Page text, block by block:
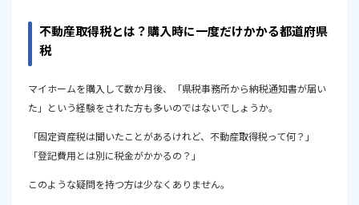
まとめ
不動産取得税とは？購入時に一度だけかかる都道府県
税
マイホームを購入して数か月後、「県税事務所から納税通知書が届い
た」という経験をされた方も多いのではないでしょうか。
「固定資産税は聞いたことがあるけれど、不動産取得税って何？」
「登記費用とは別に税金がかかるの？」
このような疑問を持つ方は少なくありません。